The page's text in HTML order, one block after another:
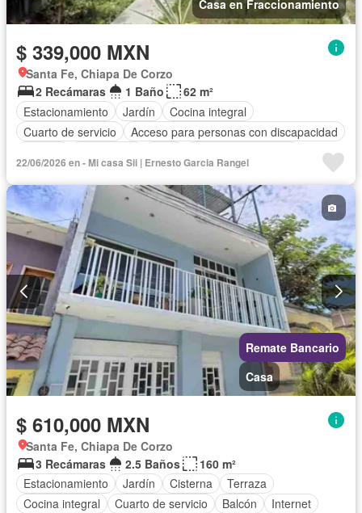
Casa en Fraccionamiento
$ 339,000 MXN
Santa Fe, Chiapa De Corzo
2 Recámaras
1 Baño
62 m²
Estacionamiento
Jardín
Cocina integral
Cuarto de servicio
Acceso para personas con discapacidad
Televisión por cable
Gas natural Zonas verdes
Permite mascotas
Permite niños Sin amueblar
22/06/2026 en - Mi casa Sii | Ernesto Garcia Rangel
Remate Bancario
Casa
$ 610,000 MXN
Santa Fe, Chiapa De Corzo
3 Recámaras
2.5 Baños
160 m²
Estacionamiento
Jardín Cisterna
Terraza
Cocina integral
Cuarto de servicio Balcón
Internet